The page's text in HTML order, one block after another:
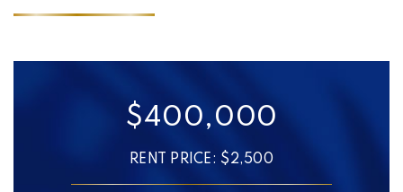
$400,000
RENT PRICE: $2,500